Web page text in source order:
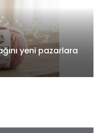
yeni pazarlara